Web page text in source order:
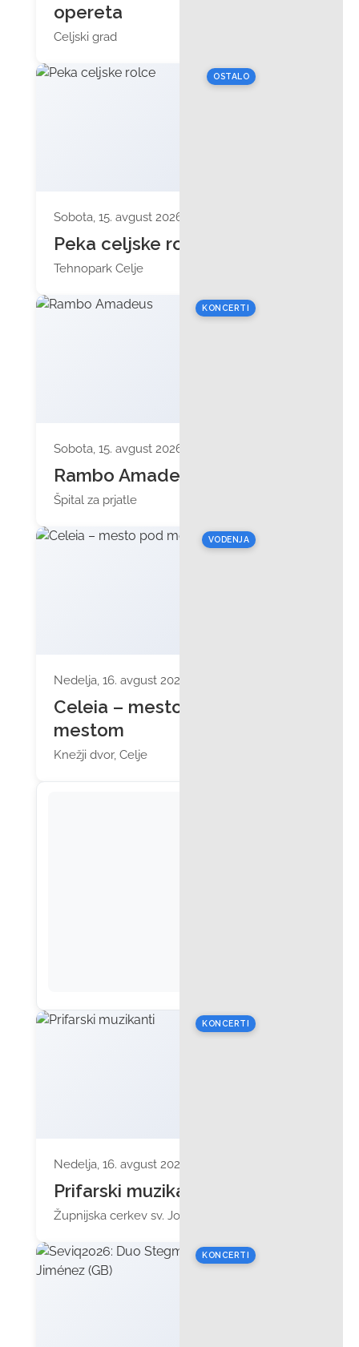
opereta
Celjski grad
OSTALO
Sobota, 15. avgust 2026 ob 10:30
Peka celjske rolce
Tehnopark Celje
KONCERTI
Sobota, 15. avgust 2026 ob 20:30
Rambo Amadeus
Špital za prjatle
VODENJA
Nedelja, 16. avgust 2026 ob 11:00
Celeia – mesto pod
mestom
Knežji dvor, Celje
KONCERTI
Nedelja, 16. avgust 2026 ob 19:00
Prifarski muzikanti
Župnijska cerkev sv. Jožefa
KONCERTI